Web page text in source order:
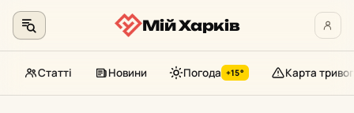
Мій Харків
Статті Новини Погода +15° Карта тривог